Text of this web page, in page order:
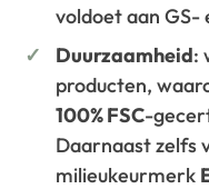
voldoet aan GS-
Duurzaamheid:
producten,
100% FSC-
Daarnaast zelfs
milieukeurmerk